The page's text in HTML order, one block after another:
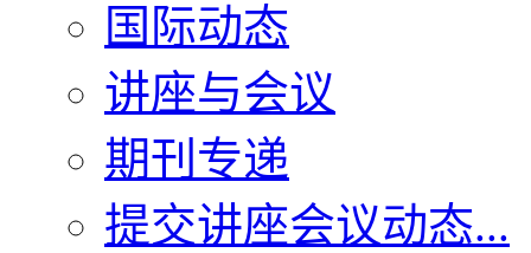
国际动态
讲座与会议
期刊专递
提交讲座会议动态...